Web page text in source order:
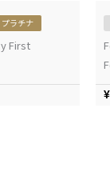
プラチナ
First
¥